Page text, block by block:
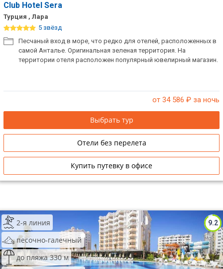
Club Hotel Sera
Турция , Лара
5 звёзд
Песчаный вход в море, что редко для отелей, расположенных в
самой Анталье. Оригинальная зеленая территория. На
территории отеля расположен популярный ювелирный магазин.
от 34 586 ₽ за ночь
Выбрать тур
Отели без перелета
Купить путевку в офисе
9.2
2-я линия
песочно-галечный
до пляжа 330 м